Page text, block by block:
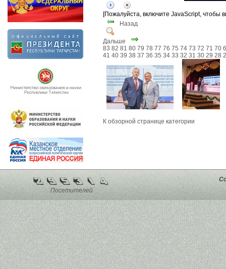
[Пожалуйста, включите JavaScript, чтобы
Назад
Дальше
83 82 81 80 79 78 77 76 75 74 73 72 71 70
41 40 39 38 37 36 35 34 33 32 31 30 29 28
К обзорной странице категории
Посетителей